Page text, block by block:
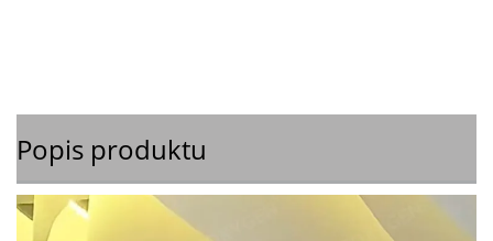
Popis produktu